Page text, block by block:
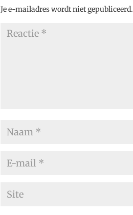
Je e-mailadres wordt niet gepubliceerd.